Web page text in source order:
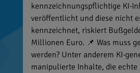
kennzeichnungspflichtige KI-
veröffentlicht und diese nicht
kennzeichnet, riskiert
Millionen Euro. 📌 Was muss
werden? Unter anderem KI-
manipulierte Inhalte, die echte